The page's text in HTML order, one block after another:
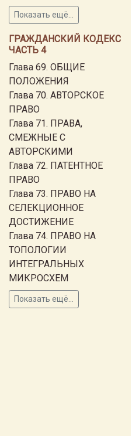
Показать ещё...
ГРАЖДАНСКИЙ КОДЕКС
ЧАСТЬ 4
Глава 69. ОБЩИЕ
ПОЛОЖЕНИЯ
Глава 70. АВТОРСКОЕ
ПРАВО
Глава 71. ПРАВА,
СМЕЖНЫЕ С
АВТОРСКИМИ
Глава 72. ПАТЕНТНОЕ
ПРАВО
Глава 73. ПРАВО НА
СЕЛЕКЦИОННОЕ
ДОСТИЖЕНИЕ
Глава 74. ПРАВО НА
ТОПОЛОГИИ
ИНТЕГРАЛЬНЫХ
МИКРОСХЕМ
Показать ещё...